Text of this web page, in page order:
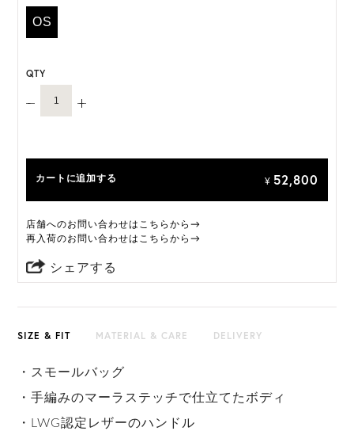
OS
QTY
カートに追加する ¥ 52,800
店舗へのお問い合わせはこちらから→
再入荷のお問い合わせはこちらから→
シェアする
SIZE & FIT MATERIAL & CARE DELIVERY
・スモールバッグ
・手編みのマーラステッチで仕立てたボディ
・LWG認定レザーのハンドル